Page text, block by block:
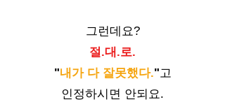
그런데요?
절.대.로.
"내가 다 잘못했다."고
인정하시면 안되요.